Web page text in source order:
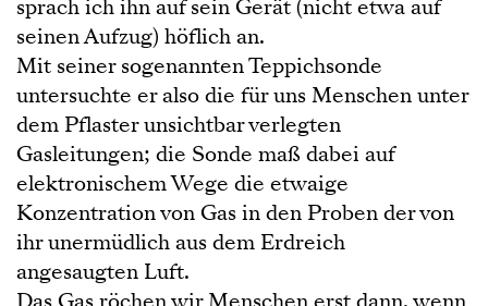
sprach ich ihn auf sein Gerät (nicht etwa auf
seinen Aufzug) höflich an.
Mit seiner sogenannten Teppichsonde
untersuchte er also die für uns Menschen unter
dem Pflaster unsichtbar verlegten
Gasleitungen; die Sonde maß dabei auf
elektronischem Wege die etwaige
Konzentration von Gas in den Proben der von
ihr unermüdlich aus dem Erdreich
angesaugten Luft.